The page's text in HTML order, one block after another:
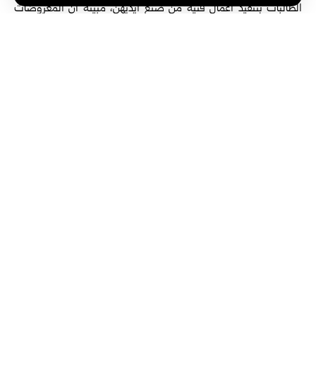
الطالبات بتنفيذ أعمال فنية من صنع أيديهن، مبينة أن المعروضات